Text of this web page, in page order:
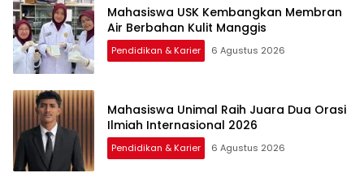
Mahasiswa USK Kembangkan Membran
Air Berbahan Kulit Manggis
Pendidikan & Karier 6 Agustus 2026
Mahasiswa Unimal Raih Juara Dua Orasi
Ilmiah Internasional 2026
Pendidikan & Karier 6 Agustus 2026